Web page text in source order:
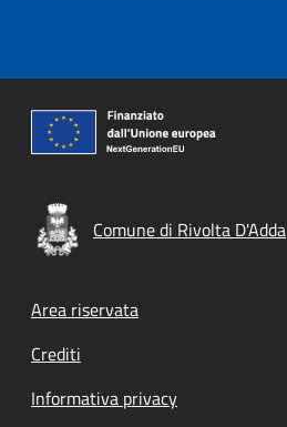
Comune di Rivolta D'Adda
Footer menu
Area riservata
Crediti
Informativa privacy